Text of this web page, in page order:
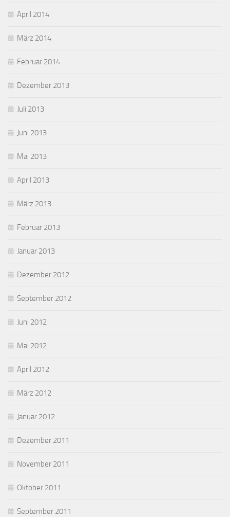
April 2014
März 2014
Februar 2014
Dezember 2013
Juli 2013
Juni 2013
Mai 2013
April 2013
März 2013
Februar 2013
Januar 2013
Dezember 2012
September 2012
Juni 2012
Mai 2012
April 2012
März 2012
Januar 2012
Dezember 2011
November 2011
Oktober 2011
September 2011